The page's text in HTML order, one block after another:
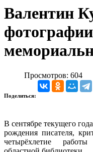
Валентин
Просмотров: 604
Поделиться:
В сентябре текущего
рождения писателя,
четырёхлетие